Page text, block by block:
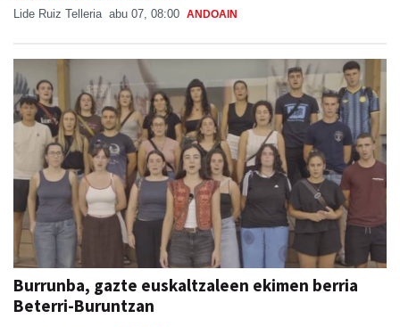
Burrunba, gazte euskaltzaleen ekimen berria
Beterri-Buruntzan
Aiurri abu 07, 07:00 URNIETA